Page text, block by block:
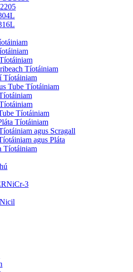
Tíotáiniam
Tíotáiniam
Tube Tíotáiniam
Tíotáiniam
Tíotáiniam
agus Scragall
agus Pláta
Tíotáiniam
3